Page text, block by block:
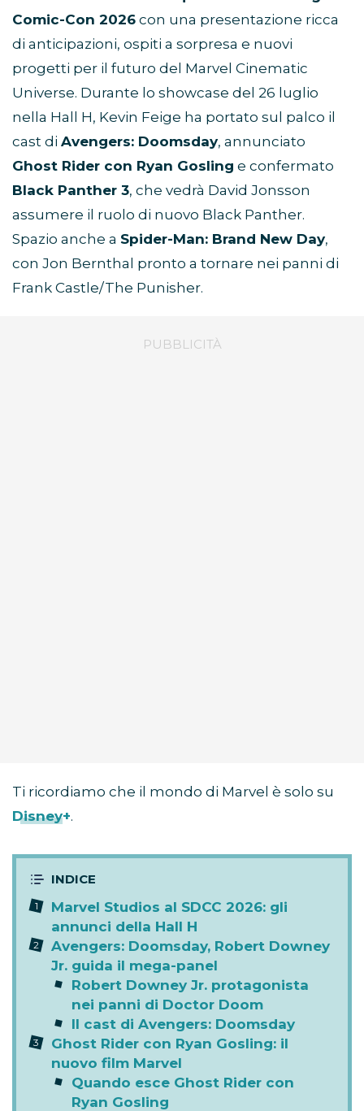
Comic-Con 2026 con una presentazione ricca
di anticipazioni, ospiti a sorpresa e nuovi
progetti per il futuro del Marvel Cinematic
Universe. Durante lo showcase del 26 luglio
nella Hall H, Kevin Feige ha portato sul palco il
cast di Avengers: Doomsday, annunciato
Ghost Rider con Ryan Gosling e confermato
Black Panther 3, che vedrà David Jonsson
assumere il ruolo di nuovo Black Panther.
Spazio anche a Spider-Man: Brand New Day,
con Jon Bernthal pronto a tornare nei panni di
Frank Castle/The Punisher.
Ti ricordiamo che il mondo di Marvel è solo su
Disney+.
Marvel Studios al SDCC 2026: gli
annunci della Hall H
Avengers: Doomsday, Robert Downey
Jr. guida il mega-panel
Robert Downey Jr. protagonista
nei panni di Doctor Doom
Il cast di Avengers: Doomsday
Ghost Rider con Ryan Gosling: il
nuovo film Marvel
Quando esce Ghost Rider con
Ryan Gosling